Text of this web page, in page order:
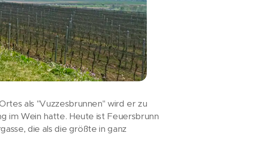
als "Vuzzesbrunnen" wird er zu
im Wein hatte. Heute ist Feuersbrunn
die als die größte in ganz